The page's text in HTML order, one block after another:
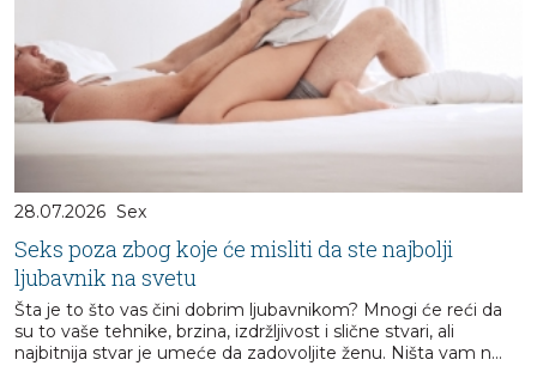
28.07.2026 Sex
Seks poza zbog koje će misliti da ste najbolji
ljubavnik na svetu
Šta je to što vas čini dobrim ljubavnikom? Mnogi će reći da
su to vaše tehnike, brzina, izdržljivost i slične stvari, ali
najbitnija stvar je umeće da zadovoljite ženu. Ništa vam n...